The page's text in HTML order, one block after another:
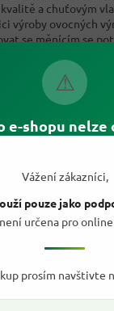
⚠
e-shopu nelze
Vážení zákazníci,
pouze jako
určena pro
prosím navštivte
a chuťovým
výroby ovocných
se měnícím se
Zueggnebyly